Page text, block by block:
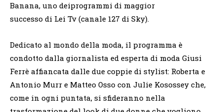
Banana, uno deiprogrammi di maggior
successo di Lei Tv (canale 127 di Sky).
Dedicato al mondo della moda, il programma è
condotto dalla giornalista ed esperta di moda Giusi
Ferrè affiancata dalle due coppie di stylist: Roberta e
Antonio Murr e Matteo Osso con Julie Kosossey che,
come in ogni puntata, si sfideranno nella